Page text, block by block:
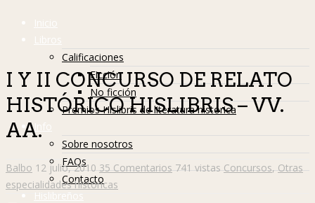
Inicio
Libros
Calificaciones
Ficción
No ficción
Premios Hislibris de literatura histórica
Info
Sobre nosotros
FAQs
Contacto
Hislibreños
I Y II CONCURSO DE RELATO
HISTÓRICO HISLIBRIS – VV.
AA.
Balbo 12 julio, 2010 35 Comentarios 741 vistas Concursos, Otras
especialidades históricas